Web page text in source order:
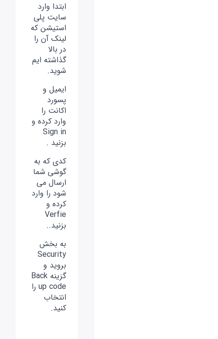
ابتدا وارد
سایت پلی
استیشن که
لینک آن را
در بالا
گذاشته ایم
شوید.
ایمیل و
پسورد
اکانت را
وارد کرده و
Sign in
بزنید .
کدی که به
گوشی شما
ارسال می
شود را وارد
کرده و
Verfie
بزنید..
به بخش
Security
بروید و
گزینه Back
up code را
انتخاب
کنید.